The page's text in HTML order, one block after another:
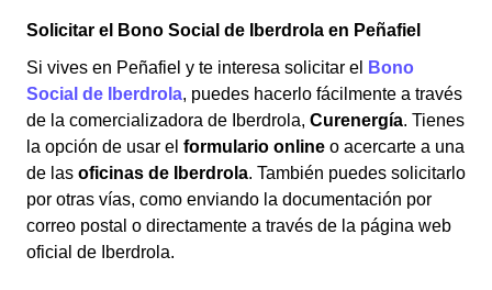
Solicitar el Bono Social de Iberdrola en Peñafiel
Si vives en Peñafiel y te interesa solicitar el
Bono
Social de Iberdrola, puedes hacerlo fácilmente a través
de la comercializadora de Iberdrola, Curenergía. Tienes
la opción de usar el formulario online o acercarte a una
de las oficinas de Iberdrola. También puedes solicitarlo
por otras vías, como enviando la documentación por
correo postal o directamente a través de la página web
oficial de Iberdrola.